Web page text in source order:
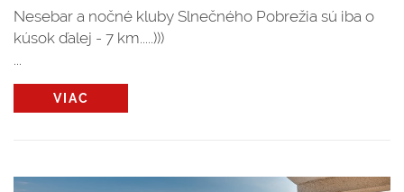
Nesebar a nočné kluby Slnečného Pobrežia sú iba o
kúsok ďalej - 7 km.....)))
...
VIAC